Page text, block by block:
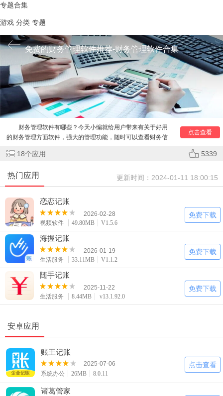
专题合集
游戏 分类 专题
免费的财务管理软件推荐-财务管理软件合集
点击查看
的财务管理方面软件，强大的管理功能，随时可以查看财务信
息，随时查询财务账单、流水等等，好用的财务软件，是方便
用户更加提高工作效率，同时安全管理财务所有的事务，不同
如大家需要就不要错过。
18个应用 5339
热门应用 更新时间： 2024-01-11 18:00:15
恋恋记账
2026-02-28
视频软件
49.80MB V1.5.6
免费下载
海握记账
2026-01-19
生活服务
33.11MB V1.1.2
免费下载
随手记账
2025-11-22
生活服务
8.44MB v13.1.92.0
免费下载
安卓应用
账王记账
2025-07-06
系统办公
26MB 8.0.11
点击查看
诸葛管家